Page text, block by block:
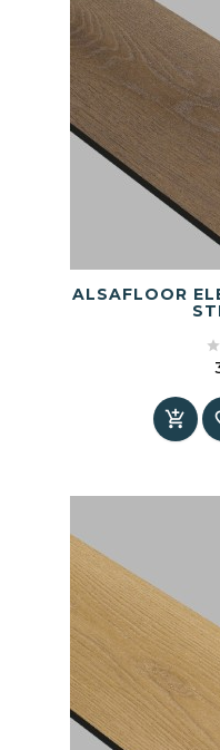
ALSAFLOOR

